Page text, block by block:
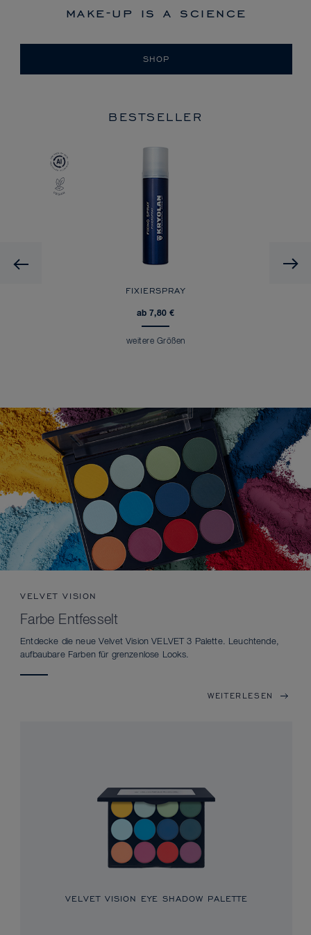
make-up is a science
SHOP
BESTSELLER
Previous
FIXIERSPRAY
ab 7,80 €
weitere Größen
VELVET VISION
Farbe Entfesselt
Entdecke die neue Velvet Vision VELVET 3 Palette. Leuchtende,
aufbaubare Farben für grenzenlose Looks.
WEITERLESEN
VELVET VISION EYE SHADOW PALETTE